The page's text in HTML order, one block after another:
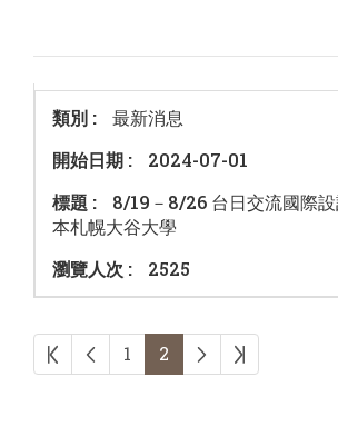
最新消息
2024-07-01
8/19－8/26 台日交流國際
本札幌大谷大學
2525
第一頁上一頁
1 2 下一頁最後頁